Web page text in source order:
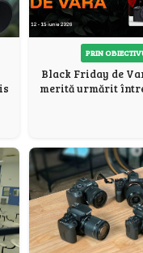
PRIN
Black Friday de
merită urmărit